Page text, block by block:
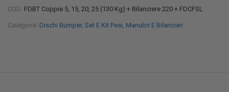
COD: FDBT Coppie 5, 15, 20, 25 (130 Kg) + Bilanciere 220 + FDCFSL
Categorie: Dischi Bumper, Set E Kit Pesi, Manubri E Bilancieri